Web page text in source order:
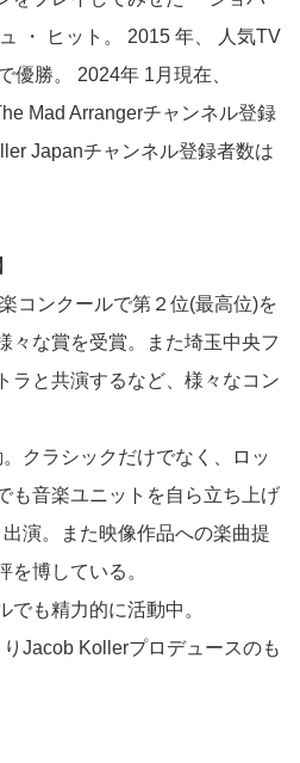
・ ヒット。 2015 年、 人気TV
優勝。 2024年 1月現在、
Mad Arrangerチャンネル登録
Japanチャンネル登録者数は
コンクールで第２位(最高位)を
々な賞を受賞。また埼玉中央フ
ラと共演するなど、様々なコン
クラシックだけでなく、ロッ
も音楽ユニットを自ら立ち上げ
演。また映像作品への楽曲提
を博している。
でも精力的に活動中。
Jacob Kollerプロデュースのも